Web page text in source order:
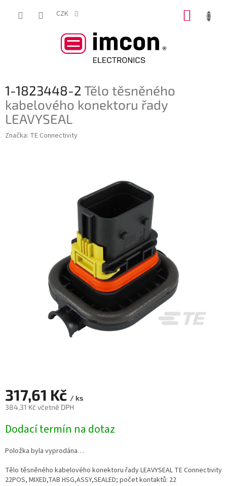
CZK
1-1823448-2Tělo těsněného
kabelového konektoru řady
LEAVYSEAL
Značka: TE Connectivity
317,61 Kč / ks
384,31 Kč včetně DPH
cena:
Dodací termín na dotaz
Položka byla vyprodána…
Tělo těsněného kabelového konektoru řady LEAVYSEAL TE Connectivity
22POS, MIXED,TAB HSG,ASSY,SEALED; počet kontaktů: 22